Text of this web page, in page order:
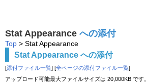
Stat Appearance への添付
Top > Stat Appearance
Stat Appearance への添付
[添付ファイル一覧] [全ページの添付ファイル一覧]
アップロード可能最大ファイルサイズは 20,000KB です。